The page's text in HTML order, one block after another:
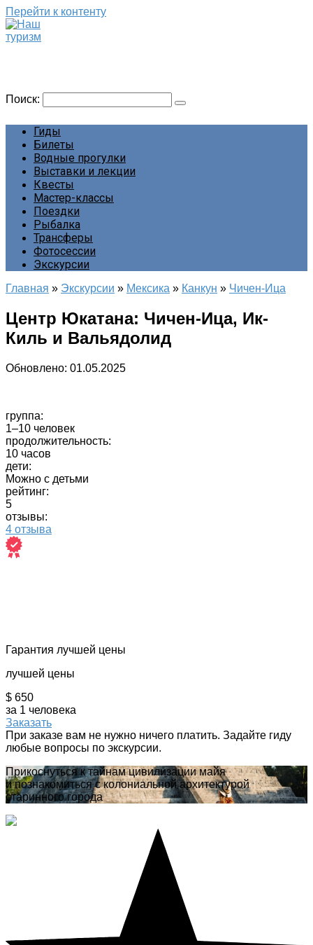
Перейти к контенту
Поиск:
Гиды
Билеты
Водные прогулки
Выставки и лекции
Квесты
Мастер-классы
Поездки
Рыбалка
Трансферы
Фотосессии
Экскурсии
Главная » Экскурсии » Мексика » Канкун » Чичен-Ица
Центр Юкатана: Чичен-Ица, Ик-
Киль и Вальядолид
Обновлено: 01.05.2025
группа:
1–10 человек
продолжительность:
10 часов
дети:
Можно с детьми
рейтинг:
5
отзывы:
4 отзыва
Гарантия лучшей цены
лучшей цены
$ 650
за 1 человека
Заказать
При заказе вам не нужно ничего платить. Задайте гиду
любые вопросы по экскурсии.
Прикоснуться к тайнам цивилизации майя
и познакомиться с колониальной архитектурой
старинного города